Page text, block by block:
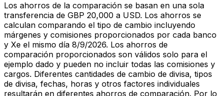
Los ahorros de la comparación se basan en una sola
transferencia de GBP 20,000 a USD. Los ahorros se
calculan comparando el tipo de cambio incluyendo
márgenes y comisiones proporcionados por cada banco
y Xe el mismo día 8/9/2026. Los ahorros de
comparación proporcionados son válidos solo para el
ejemplo dado y pueden no incluir todas las comisiones y
cargos. Diferentes cantidades de cambio de divisa, tipos
de divisa, fechas, horas y otros factores individuales
resultarán en diferentes ahorros de comparación. Por lo